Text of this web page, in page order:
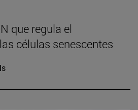
que regula el
células senescentes